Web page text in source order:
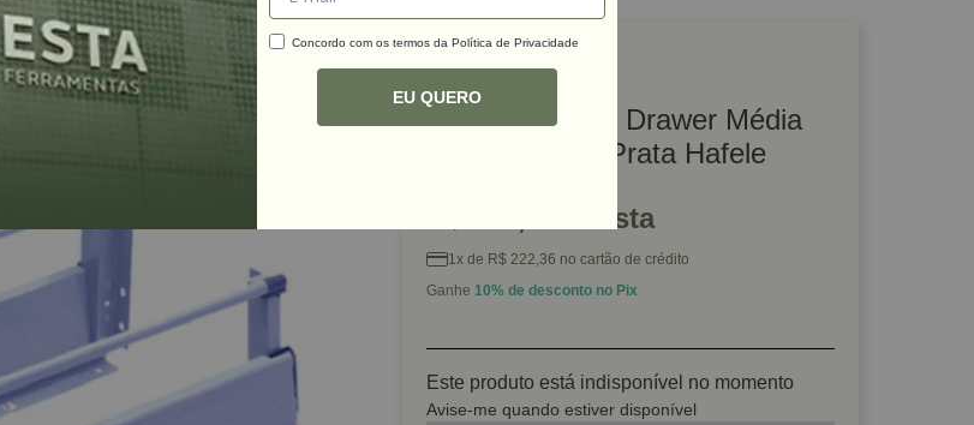
Ref: 48664
Kit Gaveta Alto Drawer Média
135 x 300mm Prata Hafele
R$ 222,36 à vista
1x de R$ 222,36 no cartão de crédito
Ganhe 10% de desconto no Pix
Este produto está indisponível no momento
Avise-me quando estiver disponível
Concordo com os termos da Política de Privacidade
EU QUERO